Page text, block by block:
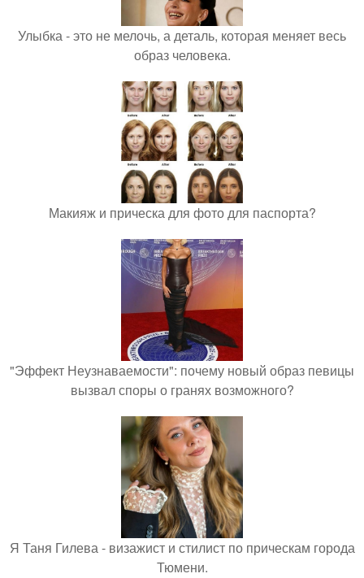
Улыбка - это не мелочь, а деталь, которая меняет весь
образ человека.
Макияж и прическа для фото для паспорта?
"Эффект Неузнаваемости": почему новый образ певицы
вызвал споры о гранях возможного?
Я Таня Гилева - визажист и стилист по прическам города
Тюмени.